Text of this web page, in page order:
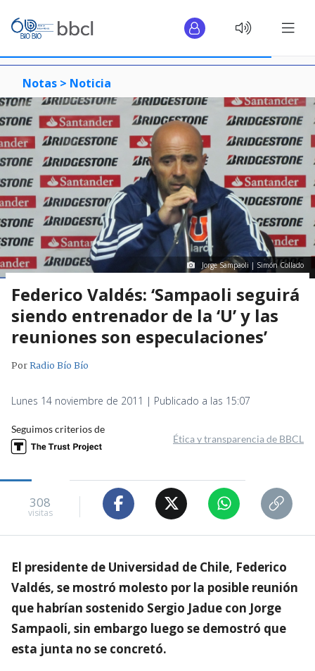
Notas > Noticia
Jorge Sampaoli | Simón Collado
Federico Valdés: ‘Sampaoli seguirá
siendo entrenador de la ‘U’ y las
reuniones son especulaciones’
PorRadio Bío Bío
Lunes 14 noviembre de 2011 | Publicado a las 15:07
Seguimos criterios de
Ética y transparencia de BBCL
308
visitas
El presidente de Universidad de Chile, Federico
Valdés, se mostró molesto por la posible reunión
que habrían sostenido Sergio Jadue con Jorge
Sampaoli, sin embargo luego se demostró que
esta junta no se concretó.